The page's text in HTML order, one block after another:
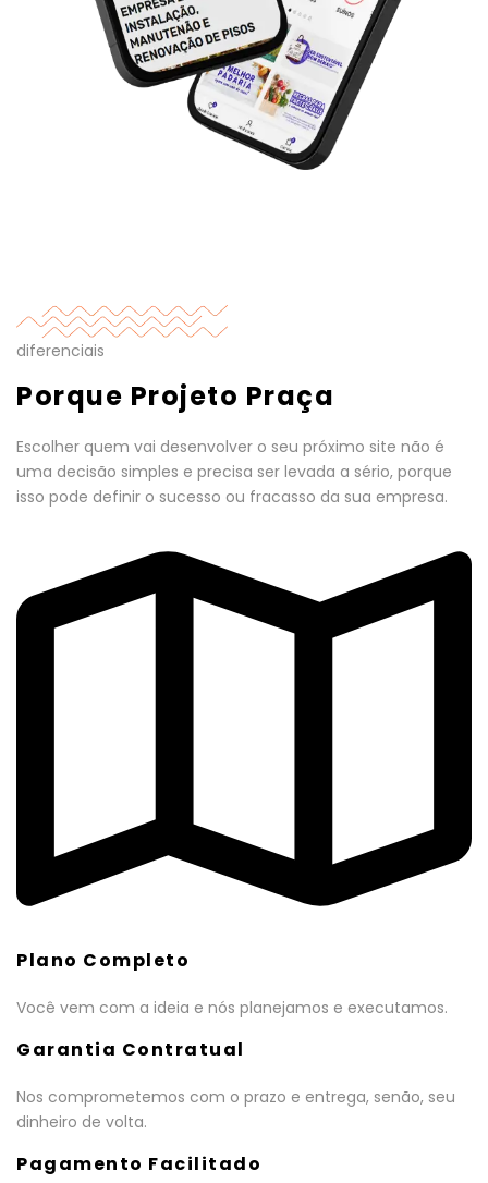
diferenciais
Porque Projeto Praça
Escolher quem vai desenvolver o seu próximo site não é
uma decisão simples e precisa ser levada a sério, porque
isso pode definir o sucesso ou fracasso da sua empresa.
Plano Completo
Você vem com a ideia e nós planejamos e executamos.
Garantia Contratual
Nos comprometemos com o prazo e entrega, senão, seu
dinheiro de volta.
Pagamento Facilitado